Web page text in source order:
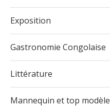
Exposition
Gastronomie Congolaise
Littérature
Mannequin et top modèle